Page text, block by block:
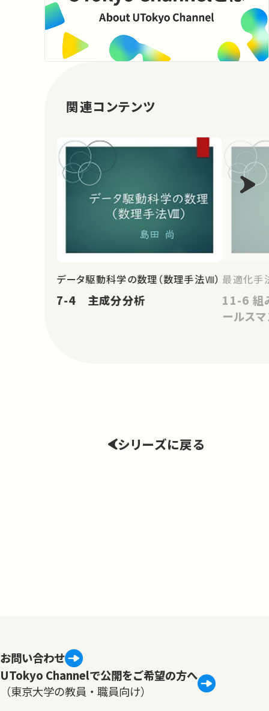
関連コンテンツ
データ駆動科学の数理（数理手法Ⅷ）
7-4 主成分分析
最適化手
11-6 組
ールス
シリーズに戻る
お問い合わせ
UTokyo Channelで公開をご希望の方へ
（東京大学の教員・職員向け）